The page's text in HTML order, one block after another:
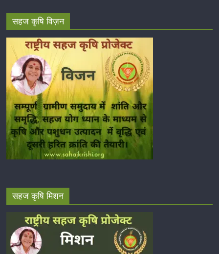
सहज कृषि विज़न
सहज कृषि मिशन